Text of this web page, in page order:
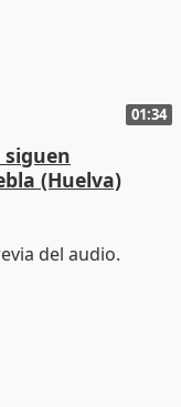
01:34
(Huelva)